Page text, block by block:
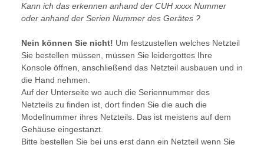
Kann ich das erkennen anhand der CUH xxxx Nummer
oder anhand der Serien Nummer des Gerätes ?
Nein können Sie nicht! Um festzustellen welches Netzteil
Sie bestellen müssen, müssen Sie leidergottes Ihre
Konsole öffnen, anschließend das Netzteil ausbauen und in
die Hand nehmen.
Auf der Unterseite wo auch die Seriennummer des
Netzteils zu finden ist, dort finden Sie die auch die
Modellnummer ihres Netzteils. Das ist meistens auf dem
Gehäuse eingestanzt.
Bitte bestellen Sie bei uns erst dann ein Netzteil wenn Sie